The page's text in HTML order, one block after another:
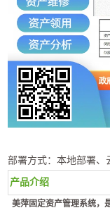
部署方式：本地部署、
产品介绍
美萍固定资产管理系统，